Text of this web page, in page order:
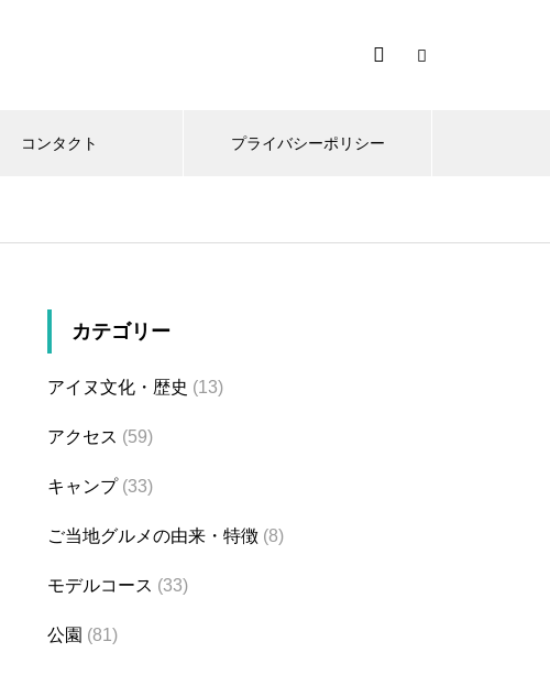
コンタクト プライバシーポリシー
カテゴリー
アイヌ文化・歴史 (13)
アクセス (59)
キャンプ(33)
ご当地グルメの由来・特徴 (8)
モデルコース (33)
公園 (81)